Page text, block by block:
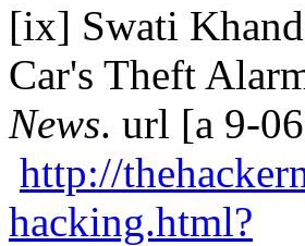
[ix] Swati
Car's Theft
News. url [a 9-
http://
hacking.html?